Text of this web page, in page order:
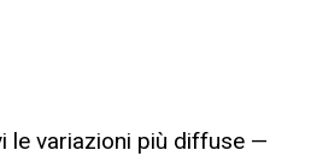
le variazioni più diffuse —